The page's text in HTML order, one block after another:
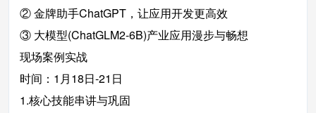
② 金牌助手ChatGPT，让应用开发更高效
③ 大模型(ChatGLM2-6B)产业应用漫步与畅想
现场案例实战
时间：1月18日-21日
1.核心技能串讲与巩固